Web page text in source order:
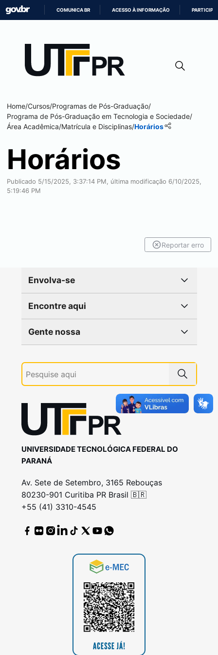
CONTEÚDO
COMUNICA BR ACESSO À INFORMAÇÃO PARTICIPE
Home/Cursos/Programas de Pós-Graduação/
Programa de Pós-Graduação em Tecnologia e Sociedade/
Área Acadêmica/Matrícula e Disciplinas/Horários
Horários
Publicado 5/15/2025, 3:37:14 PM, última modificação 6/10/2025,
5:19:46 PM
Reportar erro
Envolva-se
Encontre aqui
Gente nossa
UNIVERSIDADE TECNOLÓGICA FEDERAL DO
PARANÁ
Av. Sete de Setembro, 3165 Rebouças
80230-901 Curitiba PR Brasil 🇧🇷
+55 (41) 3310-4545